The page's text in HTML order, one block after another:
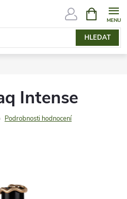
HLEDAT
NÁKUPNÍ
KOŠÍK
Intense
Podrobnosti hodnocení